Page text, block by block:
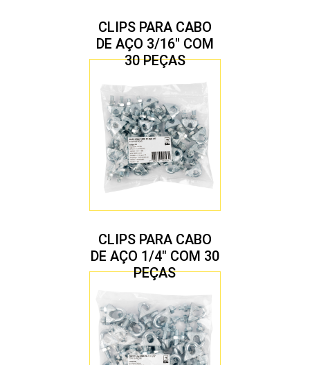
CLIPS PARA CABO
DE AÇO 3/16″ COM
30 PEÇAS
CLIPS PARA CABO
DE AÇO 1/4″ COM 30
PEÇAS